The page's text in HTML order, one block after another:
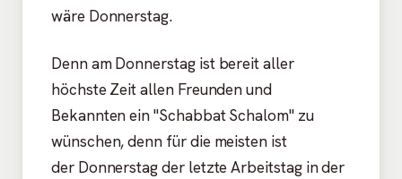
wäre Donnerstag.
Denn am Donnerstag ist bereit aller
höchste Zeit allen Freunden und
Bekannten ein "Schabbat Schalom" zu
wünschen, denn für die meisten ist
der Donnerstag der letzte Arbeitstag in der